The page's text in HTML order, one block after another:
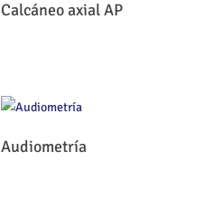
Calcáneo axial AP
Leer Más
Audiometría